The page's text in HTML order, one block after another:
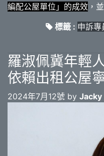
編配公屋單位」的成效 ，
標籤 : 申訴專
羅淑佩冀年輕
依賴出租公屋
2024年7月12號 by Jacky